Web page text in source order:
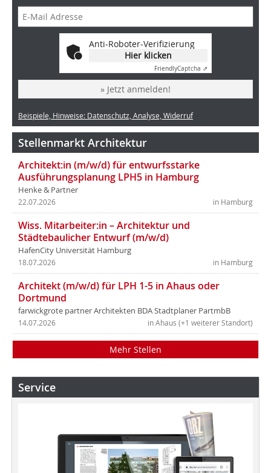
Anti-Roboter-Verifizierung
Hier klicken
FriendlyCaptcha ⇗
» Jetzt anmelden!
Beispiele, Hinweise: Datenschutz, Analyse, Widerruf
Stellenmarkt Architektur
Architekt:in (m/w/d) für entwurfsstarke
Ausführungsplanung LPH5 in Hamburg
Henke & Partner
in Hamburg
22.07.2026
Wiss. Mitarbeiter:in – Architektur und
Städtebaulicher Entwurf (m/w/d)
HafenCity Universität Hamburg
in Hamburg
18.07.2026
Architekt (m/w/d) für LPH 1-5 in Ahaus oder
Dortmund
farwickgrote partner Architekten BDA Stadtplaner PartmbB
in Ahaus (+1 weiterer Standort)
14.07.2026
Mehr Stellen
Service